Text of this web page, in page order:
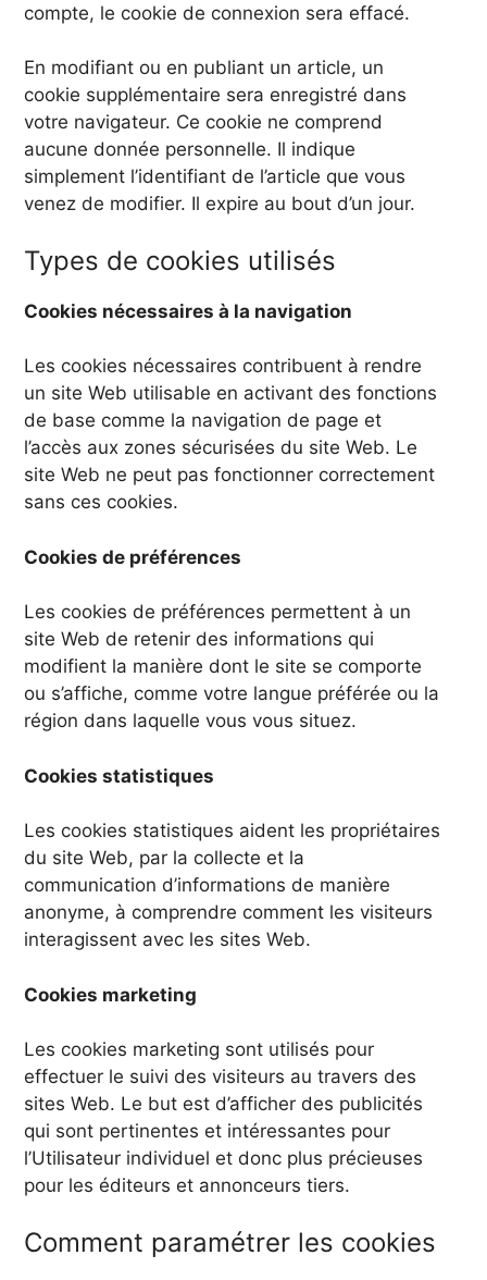
compte, le cookie de connexion sera effacé.
En modifiant ou en publiant un article, un
cookie supplémentaire sera enregistré dans
votre navigateur. Ce cookie ne comprend
aucune donnée personnelle. Il indique
simplement l’identifiant de l’article que vous
venez de modifier. Il expire au bout d’un jour.
Types de cookies utilisés
Cookies nécessaires à la navigation
Les cookies nécessaires contribuent à rendre
un site Web utilisable en activant des fonctions
de base comme la navigation de page et
l’accès aux zones sécurisées du site Web. Le
site Web ne peut pas fonctionner correctement
sans ces cookies.
Cookies de préférences
Les cookies de préférences permettent à un
site Web de retenir des informations qui
modifient la manière dont le site se comporte
ou s’affiche, comme votre langue préférée ou la
région dans laquelle vous vous situez.
Cookies statistiques
Les cookies statistiques aident les propriétaires
du site Web, par la collecte et la
communication d’informations de manière
anonyme, à comprendre comment les visiteurs
interagissent avec les sites Web.
Cookies marketing
Les cookies marketing sont utilisés pour
effectuer le suivi des visiteurs au travers des
sites Web. Le but est d’afficher des publicités
qui sont pertinentes et intéressantes pour
l’Utilisateur individuel et donc plus précieuses
pour les éditeurs et annonceurs tiers.
Comment paramétrer les cookies